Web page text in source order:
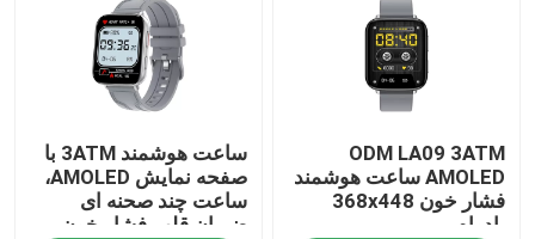
ساعت هوشمند BT Calling
ساعت هوشمند TFT LCD
ساعت هوشمند AMOLED
ODM LA09 3ATM
AMOLED ساعت هوشمند
فشار خون 368x448
بادوام
ساعت هوشمند 3ATM با
صفحه نمایش AMOLED،
ساعت چند صحنه ای
ضربان قلب فشار خون